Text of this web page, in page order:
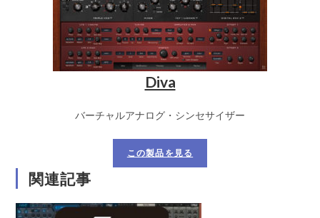
Diva
バーチャルアナログ・シンセサイザー
この製品を見る
関連記事